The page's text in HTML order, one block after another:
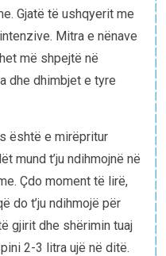
Gjatë të ushqyerit me
Mitra e nënave
më shpejtë në
dhe dhimbjet e tyre
është e mirëpritur
mund t’ju ndihmojnë në
Çdo moment të lirë,
do t’ju ndihmojë për
gjirit dhe shërimin tuaj
2-3 litra ujë në ditë.